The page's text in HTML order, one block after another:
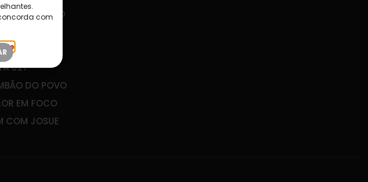
GUALBERTO
É VIVER
SOCIAL
027
DO POVO
EM FOCO
COM JOSUE
com